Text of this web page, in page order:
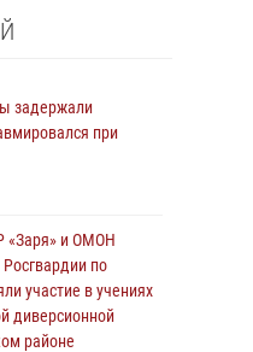
задержали
при
«Заря» и ОМОН
по
участие в учениях
диверсионной
районе